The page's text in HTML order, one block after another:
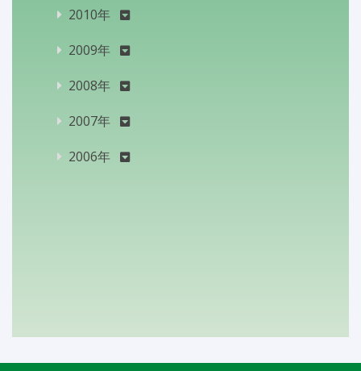
2010年
2009年
2008年
2007年
2006年